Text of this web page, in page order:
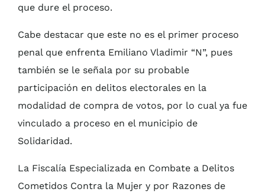
que dure el proceso.
Cabe destacar que este no es el primer proceso
penal que enfrenta Emiliano Vladimir “N”, pues
también se le señala por su probable
participación en delitos electorales en la
modalidad de compra de votos, por lo cual ya fue
vinculado a proceso en el municipio de
Solidaridad.
La Fiscalía Especializada en Combate a Delitos
Cometidos Contra la Mujer y por Razones de